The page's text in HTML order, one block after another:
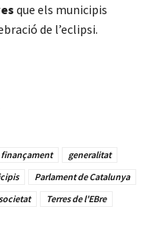
que els municipis
de l’eclipsi.
finançament
generalitat
Parlament de Catalunya
societat
Terres de l'EBre